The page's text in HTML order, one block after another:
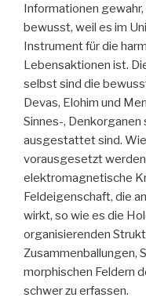
Informationen gewahr,
bewusst, weil es im
Instrument für die
Lebensaktionen ist.
selbst sind die
Devas, Elohim und
Sinnes-,
ausgestattet sind.
vorausgesetzt
elektromagnetische
Feldeigenschaft, die
wirkt, so wie es die
organisierenden
Zusammenballungen,
morphischen Feldern
schwer zu erfassen.